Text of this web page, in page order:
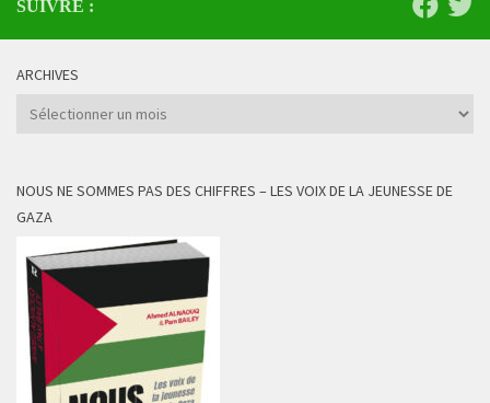
SUIVRE :
ARCHIVES
Archives
NOUS NE SOMMES PAS DES CHIFFRES – LES VOIX DE LA JEUNESSE DE
GAZA